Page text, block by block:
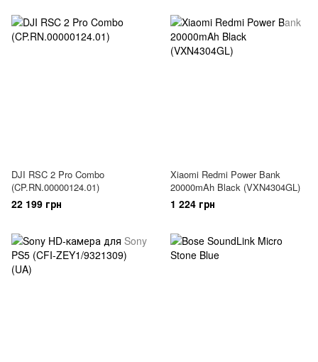
DJI RSC 2 Pro Combo
(CP.RN.00000124.01)
22 199 грн
Xiaomi Redmi Power Bank
20000mAh Black (VXN4304GL)
1 224 грн